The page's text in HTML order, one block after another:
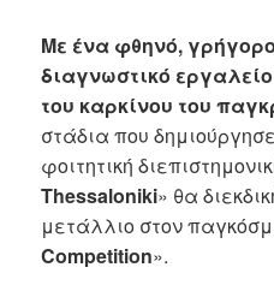
Με ένα φθηνό,
διαγνωστικό
του καρκίνου του
στάδια που
φοιτητική
Thessaloniki» θα
μετάλλιο στον
Competition».